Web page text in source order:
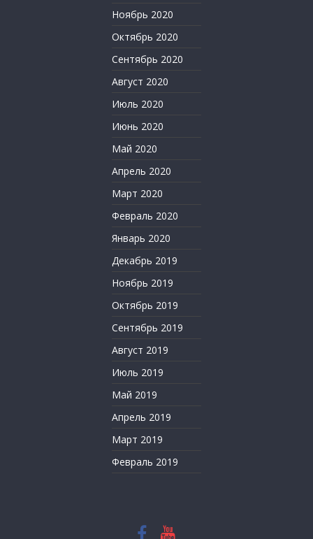
Ноябрь 2020
Октябрь 2020
Сентябрь 2020
Август 2020
Июль 2020
Июнь 2020
Май 2020
Апрель 2020
Март 2020
Февраль 2020
Январь 2020
Декабрь 2019
Ноябрь 2019
Октябрь 2019
Сентябрь 2019
Август 2019
Июль 2019
Май 2019
Апрель 2019
Март 2019
Февраль 2019